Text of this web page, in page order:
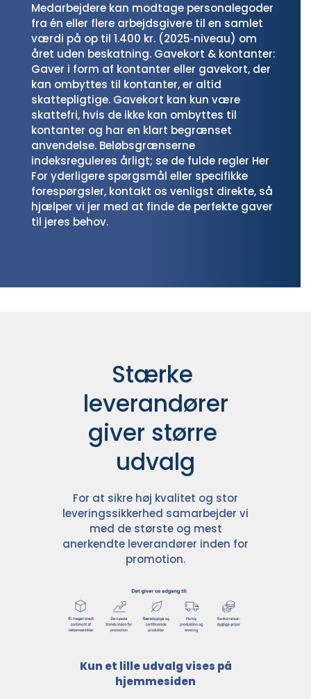
Medarbejdere kan modtage personalegoder
fra én eller flere arbejdsgivere til en samlet
værdi på op til 1.400 kr. (2025‑niveau) om
året uden beskatning. Gavekort & kontanter:
Gaver i form af kontanter eller gavekort, der
kan ombyttes til kontanter, er altid
skattepligtige. Gavekort kan kun være
skattefri, hvis de ikke kan ombyttes til
kontanter og har en klart begrænset
anvendelse. Beløbsgrænserne
indeksreguleres årligt; se de fulde regler Her
For yderligere spørgsmål eller specifikke
forespørgsler, kontakt os venligst direkte, så
hjælper vi jer med at finde de perfekte gaver
til jeres behov.
Stærke
leverandører
giver større
udvalg
For at sikre høj kvalitet og stor
leveringssikkerhed samarbejder vi
med de største og mest
anerkendte leverandører inden for
promotion.
Kun et lille udvalg vises på
hjemmesiden